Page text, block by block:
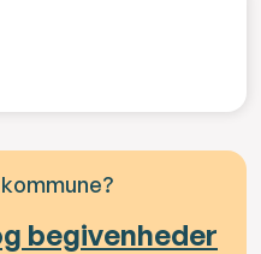
begivenheder